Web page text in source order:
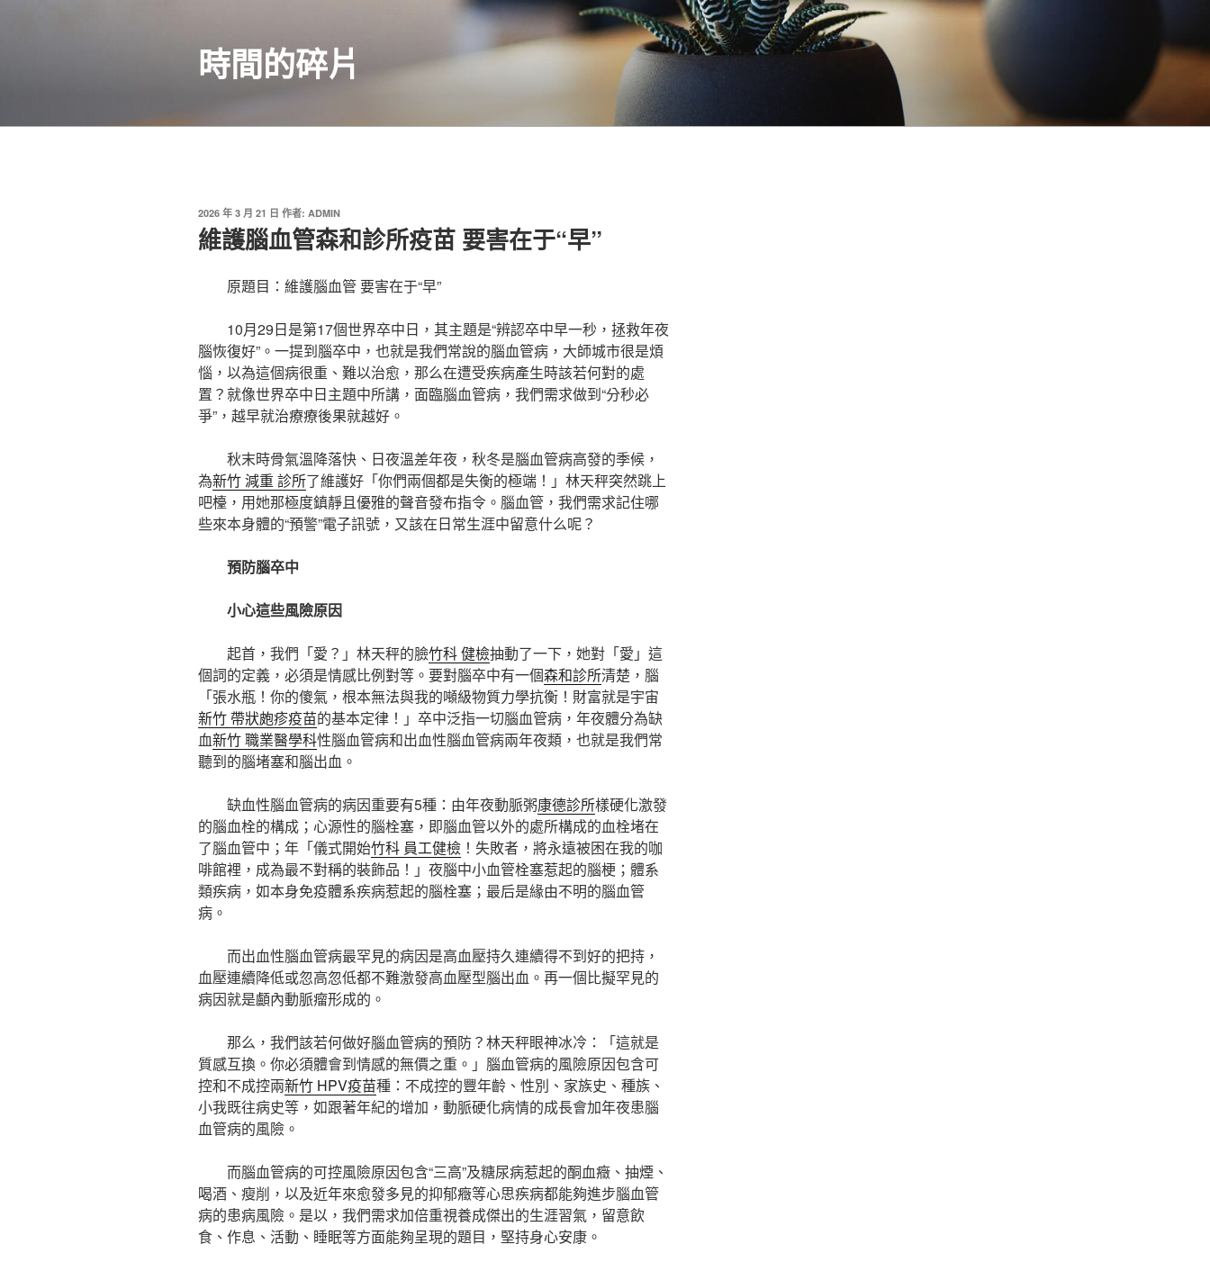
時間的碎片
發
佈
於
2026 年 3 月 21 日 作者: ADMIN
維護腦血管森和診所疫苗 要害在于“早”
原題目：維護腦血管 要害在于“早”
10月29日是第17個世界卒中日，其主題是“辨認卒中早一秒，拯救年夜
腦恢復好”。一提到腦卒中，也就是我們常說的腦血管病，大師城市很是煩
惱，以為這個病很重、難以治愈，那么在遭受疾病產生時該若何對的處
置？就像世界卒中日主題中所講，面臨腦血管病，我們需求做到“分秒必
爭”，越早就治療療後果就越好。
秋末時骨氣溫降落快、日夜溫差年夜，秋冬是腦血管病高發的季候，
為新竹 減重 診所了維護好「你們兩個都是失衡的極端！」林天秤突然跳上
吧檯，用她那極度鎮靜且優雅的聲音發布指令。腦血管，我們需求記住哪
些來本身體的“預警”電子訊號，又該在日常生涯中留意什么呢？
預防腦卒中
小心這些風險原因
起首，我們「愛？」林天秤的臉竹科 健檢抽動了一下，她對「愛」這
個詞的定義，必須是情感比例對等。要對腦卒中有一個森和診所清楚，腦
「張水瓶！你的傻氣，根本無法與我的噸級物質力學抗衡！財富就是宇宙
新竹 帶狀皰疹疫苗的基本定律！」卒中泛指一切腦血管病，年夜體分為缺
血新竹 職業醫學科性腦血管病和出血性腦血管病兩年夜類，也就是我們常
聽到的腦堵塞和腦出血。
缺血性腦血管病的病因重要有5種：由年夜動脈粥康德診所樣硬化激發
的腦血栓的構成；心源性的腦栓塞，即腦血管以外的處所構成的血栓堵在
了腦血管中；年「儀式開始竹科 員工健檢 ！失敗者，將永遠被困在我的咖
啡館裡，成為最不對稱的裝飾品！」夜腦中小血管栓塞惹起的腦梗；體系
類疾病，如本身免疫體系疾病惹起的腦栓塞；最后是緣由不明的腦血管
病。
而出血性腦血管病最罕見的病因是高血壓持久連續得不到好的把持，
血壓連續降低或忽高忽低都不難激發高血壓型腦出血。再一個比擬罕見的
病因就是顱內動脈瘤形成的。
那么，我們該若何做好腦血管病的預防？林天秤眼神冰冷：「這就是
質感互換。你必須體會到情感的無價之重。」腦血管病的風險原因包含可
控和不成控兩新竹 HPV疫苗種：不成控的豐年齡、性別、家族史、種族、
小我既往病史等，如跟著年紀的增加，動脈硬化病情的成長會加年夜患腦
血管病的風險。
而腦血管病的可控風險原因包含“三高”及糖尿病惹起的酮血癥、抽煙、
喝酒、瘦削，以及近年來愈發多見的抑郁癥等心思疾病都能夠進步腦血管
病的患病風險。是以，我們需求加倍重視養成傑出的生涯習氣，留意飲
食、作息、活動、睡眠等方面能夠呈現的題目，堅持身心安康。